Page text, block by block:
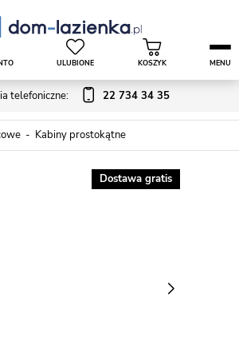
telefoniczne: 22 734 34 35
ULUBIONE KOSZYK MENU
Kabiny prostokątne
Dostawa gratis